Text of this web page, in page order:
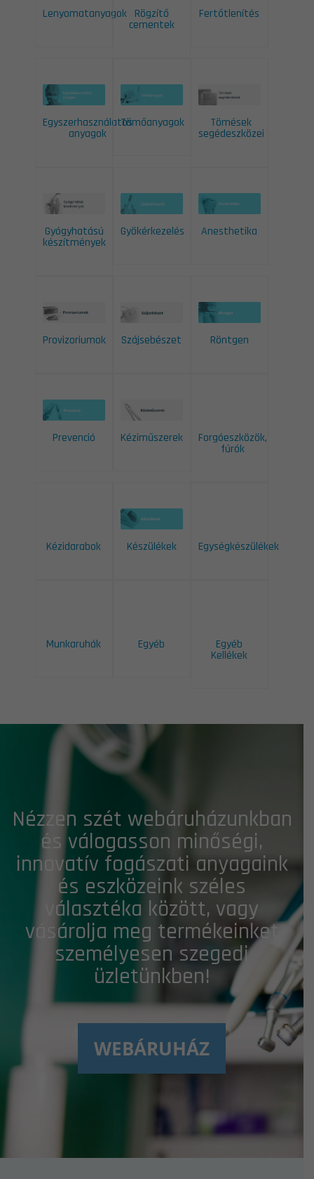
Lenyomatanyagok Rögzítő
cementek
Fertőtlenítés
Egyszerhasználatos
anyagok
Tömőanyagok Tömések
segédeszközei
Gyógyhatású
készítmények
Gyökérkezelés Anesthetika
Provizoriumok Szájsebészet Röntgen
Prevenció Kéziműszerek Forgóeszközök,
fúrók
Kézidarabok Készülékek Egységkészülékek
Munkaruhák Egyéb Egyéb
Kellékek
Nézzen szét webáruházunkban
és válogasson minőségi,
innovatív fogászati anyagaink
és eszközeink széles
választéka között, vagy
vásárolja meg termékeinket
személyesen szegedi
üzletünkben!
WEBÁRUHÁZ